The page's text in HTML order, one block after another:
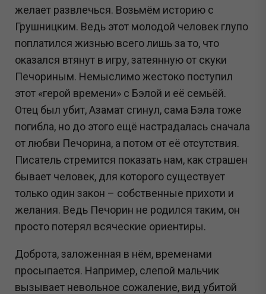
желает развлечься. Возьмём историю с
Грушницким. Ведь этот молодой человек глупо
поплатился жизнью всего лишь за то, что
оказался втянут в игру, затеянную от скуки
Печориным. Немыслимо жестоко поступил
этот «герой времени» с Бэлой и её семьёй.
Отец был убит, Азамат сгинул, сама Бэла тоже
погибла, но до этого ещё настрадалась сначала
от любви Печорина, а потом от её отсутствия.
Писатель стремится показать нам, как страшен
бывает человек, для которого существует
только один закон – собственные прихоти и
желания. Ведь Печорин не родился таким, он
просто потерял всяческие ориентиры.
Доброта, заложенная в нём, временами
просыпается. Например, слепой мальчик
вызывает невольное сожаление, вид убитой